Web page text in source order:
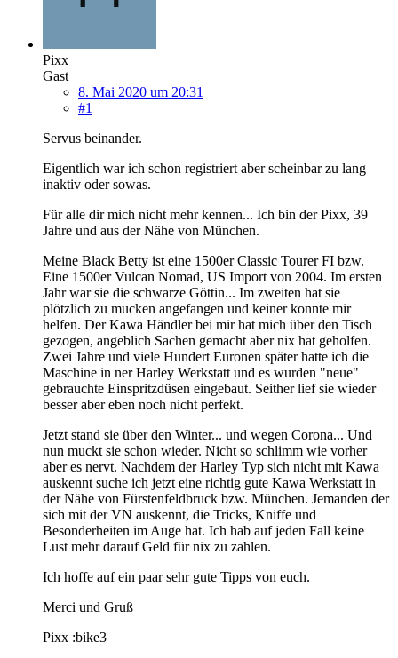
Pixx
Gast
8. Mai 2020 um 20:31
#1
Servus beinander.
Eigentlich war ich schon registriert aber scheinbar zu lang
inaktiv oder sowas.
Für alle dir mich nicht mehr kennen... Ich bin der Pixx, 39
Jahre und aus der Nähe von München.
Meine Black Betty ist eine 1500er Classic Tourer FI bzw.
Eine 1500er Vulcan Nomad, US Import von 2004. Im ersten
Jahr war sie die schwarze Göttin... Im zweiten hat sie
plötzlich zu mucken angefangen und keiner konnte mir
helfen. Der Kawa Händler bei mir hat mich über den Tisch
gezogen, angeblich Sachen gemacht aber nix hat geholfen.
Zwei Jahre und viele Hundert Euronen später hatte ich die
Maschine in ner Harley Werkstatt und es wurden "neue"
gebrauchte Einspritzdüsen eingebaut. Seither lief sie wieder
besser aber eben noch nicht perfekt.
Jetzt stand sie über den Winter... und wegen Corona... Und
nun muckt sie schon wieder. Nicht so schlimm wie vorher
aber es nervt. Nachdem der Harley Typ sich nicht mit Kawa
auskennt suche ich jetzt eine richtig gute Kawa Werkstatt in
der Nähe von Fürstenfeldbruck bzw. München. Jemanden der
sich mit der VN auskennt, die Tricks, Kniffe und
Besonderheiten im Auge hat. Ich hab auf jeden Fall keine
Lust mehr darauf Geld für nix zu zahlen.
Ich hoffe auf ein paar sehr gute Tipps von euch.
Merci und Gruß
Pixx :bike3